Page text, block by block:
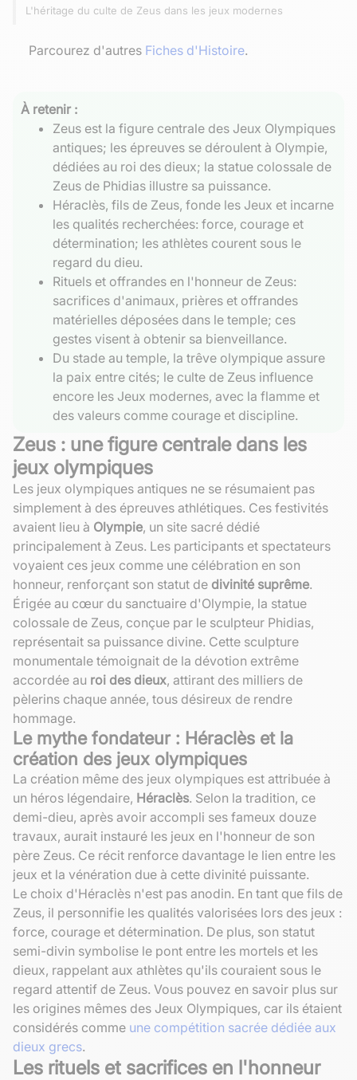
L'héritage du culte de Zeus dans les jeux modernes
Parcourez d'autres Fiches d'Histoire.
À retenir :
Zeus est la figure centrale des Jeux Olympiques
antiques; les épreuves se déroulent à Olympie,
dédiées au roi des dieux; la statue colossale de
Zeus de Phidias illustre sa puissance.
Héraclès, fils de Zeus, fonde les Jeux et incarne
les qualités recherchées: force, courage et
détermination; les athlètes courent sous le
regard du dieu.
Rituels et offrandes en l'honneur de Zeus:
sacrifices d'animaux, prières et offrandes
matérielles déposées dans le temple; ces
gestes visent à obtenir sa bienveillance.
Du stade au temple, la trêve olympique assure
la paix entre cités; le culte de Zeus influence
encore les Jeux modernes, avec la flamme et
des valeurs comme courage et discipline.
Zeus : une figure centrale dans les
jeux olympiques
Les jeux olympiques antiques ne se résumaient pas
simplement à des épreuves athlétiques. Ces festivités
avaient lieu à Olympie, un site sacré dédié
principalement à Zeus. Les participants et spectateurs
voyaient ces jeux comme une célébration en son
honneur, renforçant son statut de divinité suprême.
Érigée au cœur du sanctuaire d'Olympie, la statue
colossale de Zeus, conçue par le sculpteur Phidias,
représentait sa puissance divine. Cette sculpture
monumentale témoignait de la dévotion extrême
accordée au roi des dieux, attirant des milliers de
pèlerins chaque année, tous désireux de rendre
hommage.
Le mythe fondateur : Héraclès et la
création des jeux olympiques
La création même des jeux olympiques est attribuée à
un héros légendaire, Héraclès. Selon la tradition, ce
demi-dieu, après avoir accompli ses fameux douze
travaux, aurait instauré les jeux en l'honneur de son
père Zeus. Ce récit renforce davantage le lien entre les
jeux et la vénération due à cette divinité puissante.
Le choix d'Héraclès n'est pas anodin. En tant que fils de
Zeus, il personnifie les qualités valorisées lors des jeux :
force, courage et détermination. De plus, son statut
semi-divin symbolise le pont entre les mortels et les
dieux, rappelant aux athlètes qu'ils couraient sous le
regard attentif de Zeus. Vous pouvez en savoir plus sur
les origines mêmes des Jeux Olympiques, car ils étaient
considérés comme une compétition sacrée dédiée aux
dieux grecs.
Les rituels et sacrifices en l'honneur